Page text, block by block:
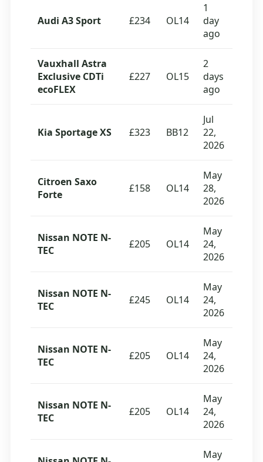
Audi A3 Sport £234 OL14
1
day
ago
Vauxhall Astra
Exclusive CDTi
ecoFLEX
£227 OL15
2
days
ago
Kia Sportage XS £323 BB12
Jul
22,
2026
Citroen Saxo
Forte
£158 OL14
May
28,
2026
Nissan NOTE N-
TEC
£205 OL14
May
24,
2026
Nissan NOTE N-
TEC
£245 OL14
May
24,
2026
Nissan NOTE N-
TEC
£205 OL14
May
24,
2026
Nissan NOTE N-
TEC
£205 OL14
May
24,
2026
May